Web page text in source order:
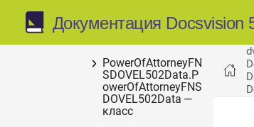
Документация Docsvision
PowerOfAttorneyFN
SDOVBBData —
PowerOfAttorneyFN
SDOVEL502Data.P
owerOfAttorneyFNS
DOVEL502Data —
класс